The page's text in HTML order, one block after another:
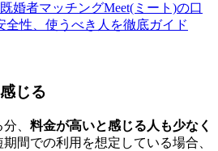
婚者マッチングMeet(ミート)の口
全性、使うべき人を徹底ガイド
じる
、 料金が高いと感じる人も少なく
期間での利用を想定している場合、